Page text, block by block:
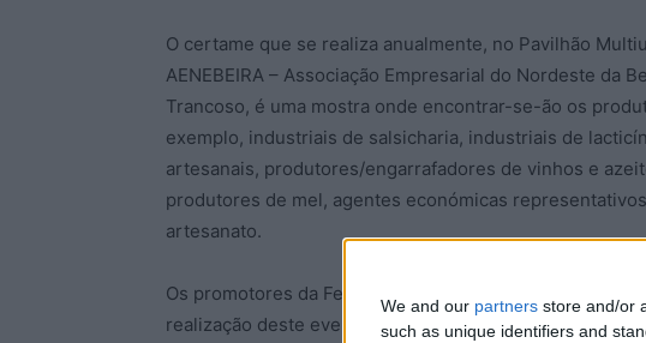
We and our partners store and/or
such as unique identifiers and
O certame que se realiza anualmente, no Pavilhão
AENEBEIRA – Associação Empresarial do Nordeste da
Trancoso, é uma mostra onde encontrar-se-ão os
exemplo, industriais de salsicharia, industriais de
artesanais, produtores/engarrafadores de vinhos e
produtores de mel, agentes económicas
artesanato.
Os promotores da Feira do Fumeiro, com este certame,
realização deste evento, a fileira dos produtos